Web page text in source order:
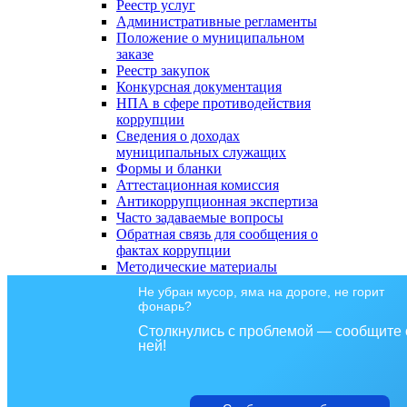
Реестр услуг
Административные регламенты
Положение о муниципальном
заказе
Реестр закупок
Конкурсная документация
НПА в сфере противодействия
коррупции
Сведения о доходах
муниципальных служащих
Формы и бланки
Аттестационная комиссия
Антикоррупционная экспертиза
Часто задаваемые вопросы
Обратная связь для сообщения о
фактах коррупции
Методические материалы
Не убран мусор, яма на дороге, не горит
фонарь?
Столкнулись с проблемой — сообщите
ней!